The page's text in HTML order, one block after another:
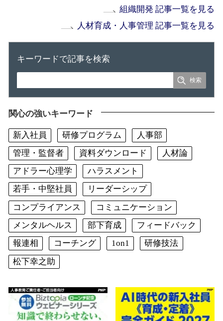
組織開発 記事一覧を見る
人材育成・人事管理 記事一覧を見る
キーワードで記事を検索
関心の強いキーワード
新入社員 研修プログラム
人事部
管理・監督者
資料ダウンロード
人材論
アドラー心理学
ハラスメント
若手・中堅社員
リーダーシップ
コンプライアンス
コミュニケーション
メンタルヘルス
部下育成
フィードバック
報連相
コーチング 1on1
研修技法
松下幸之助